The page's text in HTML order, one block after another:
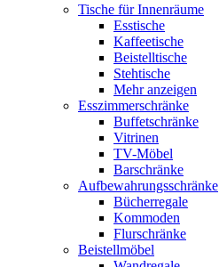
Tische für Innenräume
Esstische
Kaffeetische
Beistelltische
Stehtische
Mehr anzeigen
Esszimmerschränke
Buffetschränke
Vitrinen
TV-Möbel
Barschränke
Aufbewahrungsschränke
Bücherregale
Kommoden
Flurschränke
Beistellmöbel